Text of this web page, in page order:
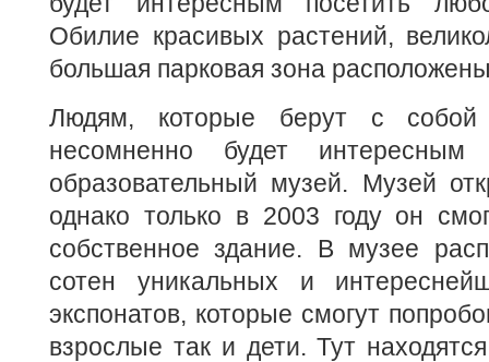
Обилие красивых растений,
большая парковая зона
Людям, которые берут с
несомненно будет интересным
образовательный музей. Музей
однако только в 2003 году он
собственное здание. В музее
сотен уникальных и
экспонатов, которые смогут
взрослые так и дети. Тут